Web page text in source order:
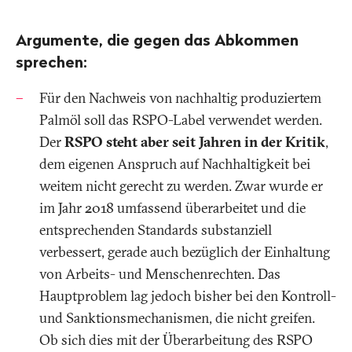
Argumente, die gegen das Abkommen
sprechen:
Für den Nachweis von nachhaltig produziertem
Palmöl soll das RSPO-Label verwendet werden.
DerRSPO steht aber seit Jahren in der Kritik,
dem eigenen Anspruch auf Nachhaltigkeit bei
weitem nicht gerecht zu werden. Zwar wurde er
im Jahr 2018 umfassend überarbeitet und die
entsprechenden Standards substanziell
verbessert, gerade auch bezüglich der Einhaltung
von Arbeits- und Menschenrechten. Das
Hauptproblem lag jedoch bisher bei den Kontroll-
und Sanktionsmechanismen, die nicht greifen.
Ob sich dies mit der Überarbeitung des RSPO